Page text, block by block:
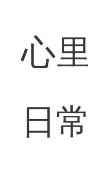
心
日